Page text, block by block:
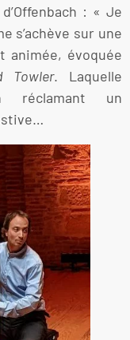
: « Je
s’achève sur une
animée, évoquée
Towler. Laquelle
réclamant un